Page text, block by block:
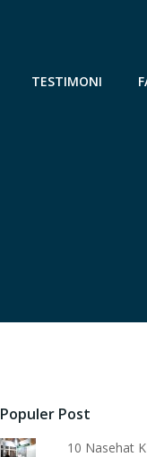
TESTIMONI
Populer Post
10 Nasehat